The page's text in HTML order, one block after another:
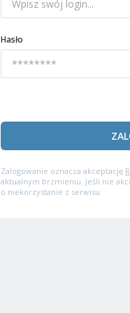
Hasło
Zalogowanie oznacza akceptację
aktualnym brzmieniu. Jeśli nie
o niekorzystanie z serwisu.